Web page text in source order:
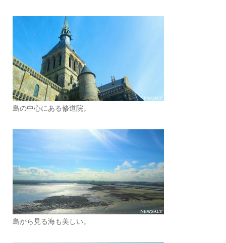
島の中心にある修道院。
島から見る海も美しい。